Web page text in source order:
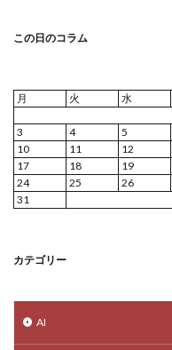
この日のコラム
月
火 水
3
4 5
10
11 12
17
18 19
24
25 26
31
カテゴリー
AI